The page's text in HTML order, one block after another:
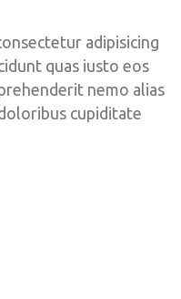
adipisicing
quas iusto eos
nemo alias
cupiditate